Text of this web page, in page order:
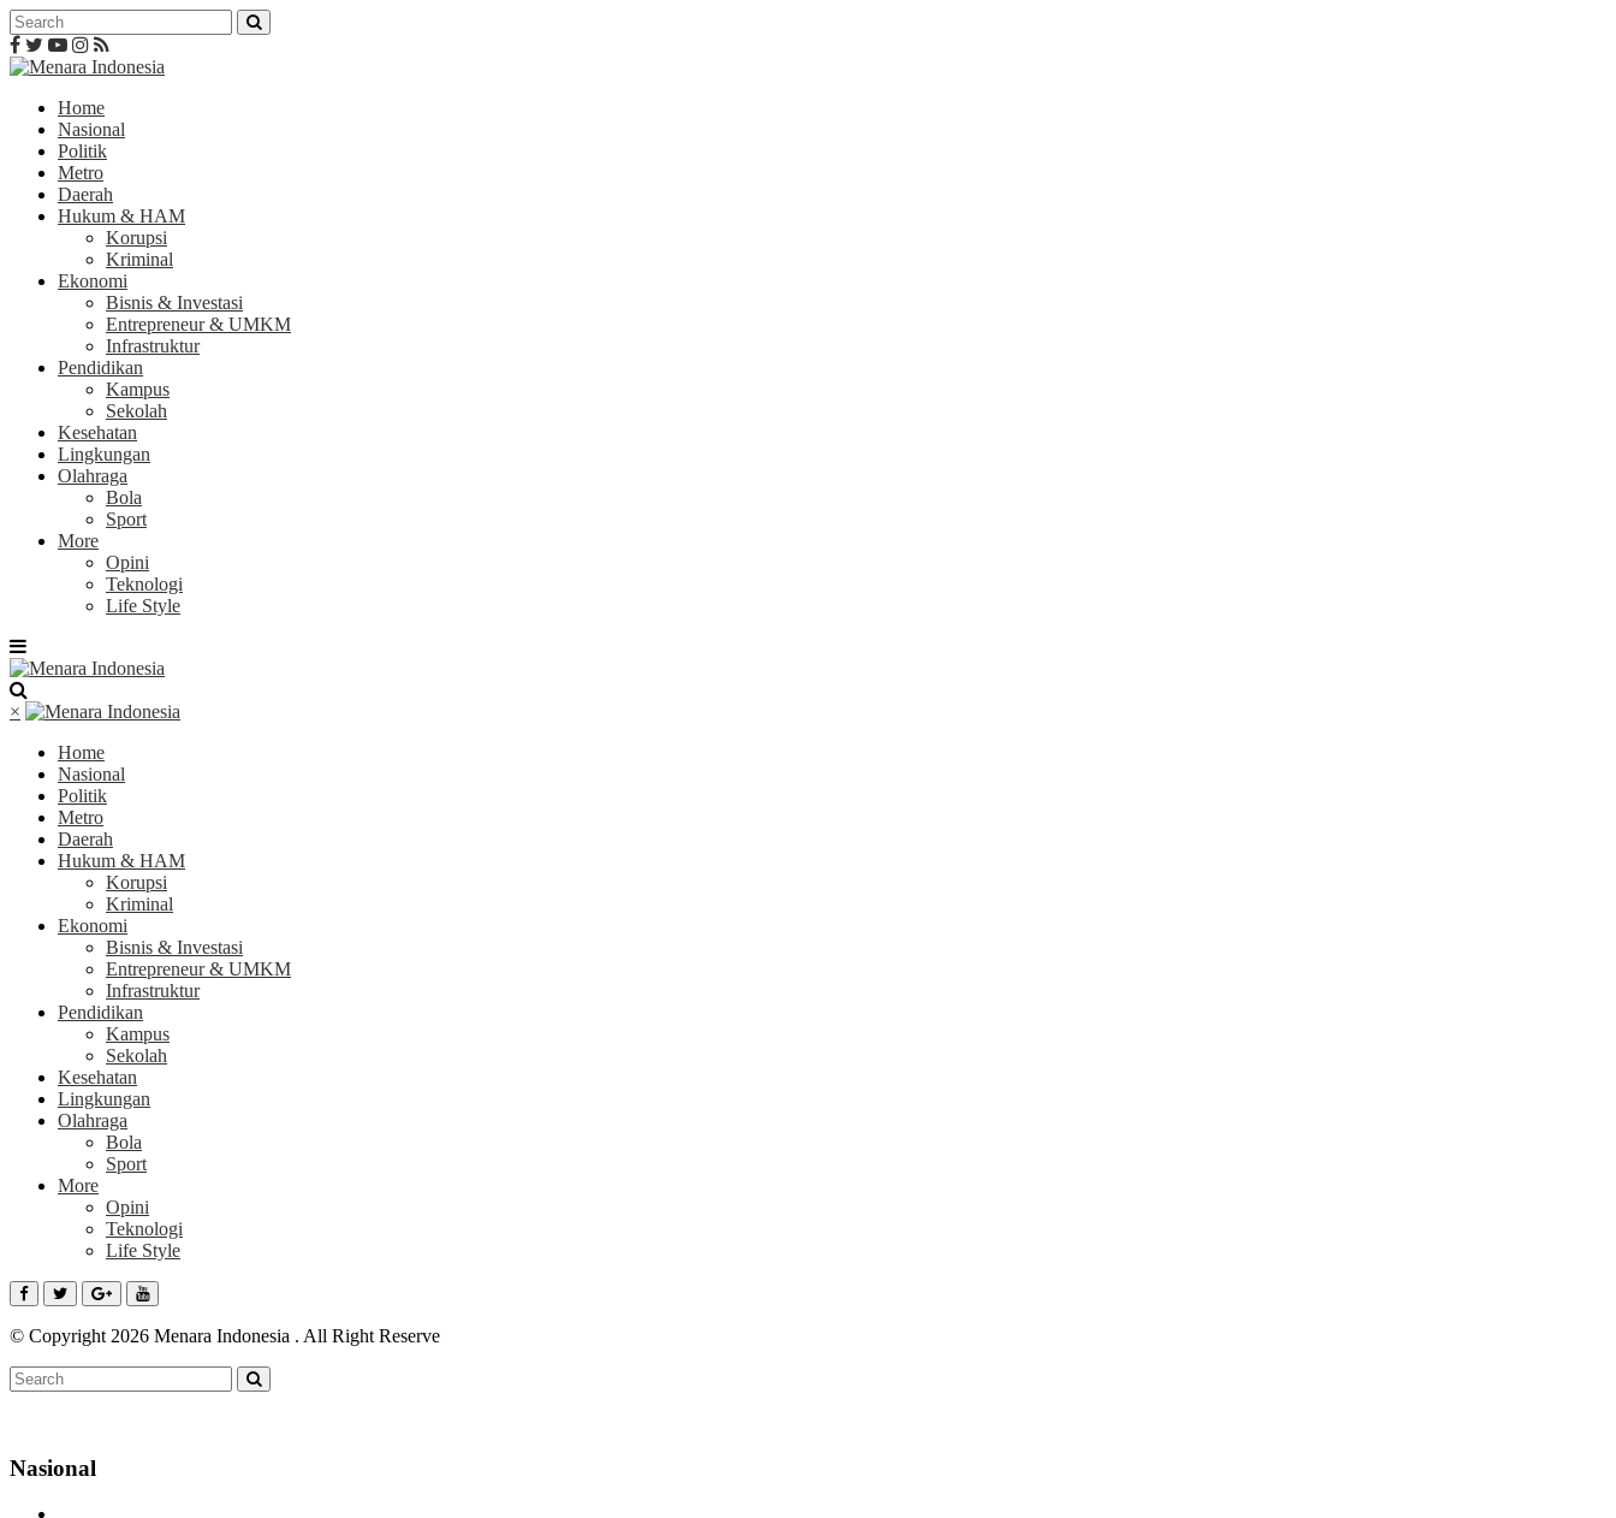
Home
Nasional
Politik
Metro
Daerah
Hukum & HAM
Korupsi
Kriminal
Ekonomi
Bisnis & Investasi
Entrepreneur & UMKM
Infrastruktur
Pendidikan
Kampus
Sekolah
Kesehatan
Lingkungan
Olahraga
Bola
Sport
More
Opini
Teknologi
Life Style
×
Home
Nasional
Politik
Metro
Daerah
Hukum & HAM
Korupsi
Kriminal
Ekonomi
Bisnis & Investasi
Entrepreneur & UMKM
Infrastruktur
Pendidikan
Kampus
Sekolah
Kesehatan
Lingkungan
Olahraga
Bola
Sport
More
Opini
Teknologi
Life Style
© Copyright 2026 Menara Indonesia . All Right Reserve
Nasional